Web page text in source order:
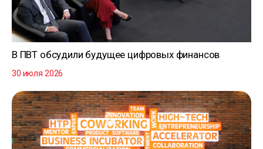
В ПВТ обсудили будущее цифровых финансов
30 июля 2026